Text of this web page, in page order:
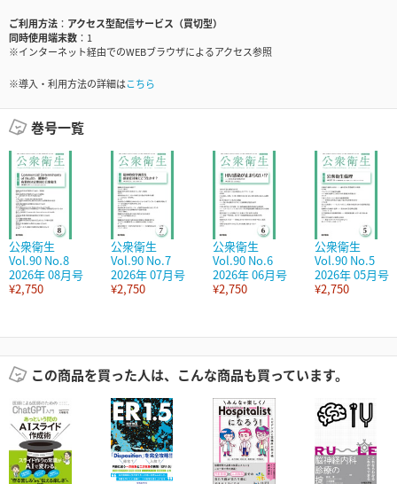
ご利用方法
アクセス型配信サービス（買切型）
同時使用端末数
1
※インターネット経由でのWEBブラウザによるアクセス参照
※導入・利用方法の詳細はこちら
巻号一覧
公衆衛生
Vol.90 No.8
2026年 08月号
¥2,750
公衆衛生
Vol.90 No.7
2026年 07月号
¥2,750
公衆衛生
Vol.90 No.6
2026年 06月号
¥2,750
公衆衛生
Vol.90 No.5
2026年 05月号
¥2,750
この商品を買った人は、こんな商品も買っています。